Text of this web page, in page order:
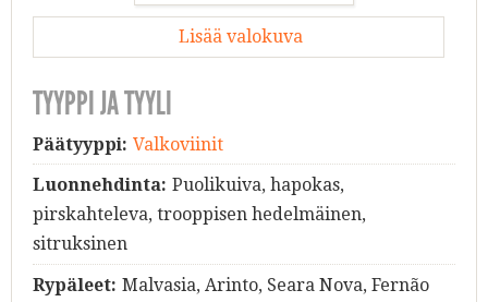
Lisää valokuva
TYYPPI JA TYYLI
Päätyyppi: Valkoviinit
Luonnehdinta: Puolikuiva, hapokas,
pirskahteleva, trooppisen hedelmäinen,
sitruksinen
Rypäleet: Malvasia, Arinto, Seara Nova, Fernão